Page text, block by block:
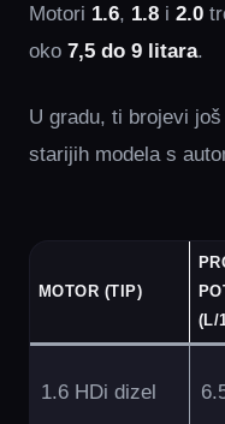
Motori 1.6, 1.8 i 2.0
oko 7,5 do 9 litara.
U gradu, ti brojevi
starijih modela s
MOTOR (TIP)
(L/
1.6 HDi dizel